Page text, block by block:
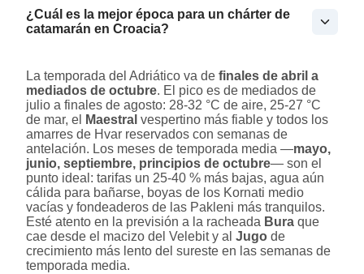
¿Cuál es la mejor época para un chárter de
catamarán en Croacia?
La temporada del Adriático va de finales de abril a
mediados de octubre. El pico es de mediados de
julio a finales de agosto: 28-32 °C de aire, 25-27 °C
de mar, el
Maestral vespertino más fiable y todos los
amarres de Hvar reservados con semanas de
antelación. Los meses de temporada media —mayo,
junio, septiembre, principios de octubre— son el
punto ideal: tarifas un 25-40 % más bajas, agua aún
cálida para bañarse, boyas de los Kornati medio
vacías y fondeaderos de las Pakleni más tranquilos.
Esté atento en la previsión a la racheada Bura que
cae desde el macizo del Velebit y al Jugo de
crecimiento más lento del sureste en las semanas de
temporada media.